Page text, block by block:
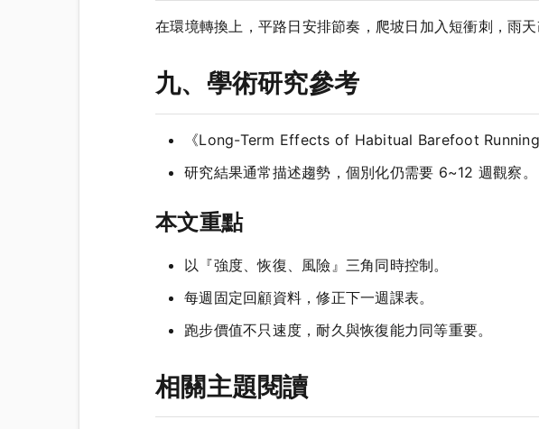
在環境轉換上，平路日安排節奏，爬坡日加入短衝刺，雨
九、學術研究參考
《Long-Term Effects of Habitual Barefoot Running
研究結果通常描述趨勢，個別化仍需要 6~12 週觀察。
本文重點
以『強度、恢復、風險』三角同時控制。
每週固定回顧資料，修正下一週課表。
跑步價值不只速度，耐久與恢復能力同等重要。
相關主題閱讀